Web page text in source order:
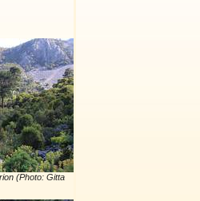
(Photo: Gitta